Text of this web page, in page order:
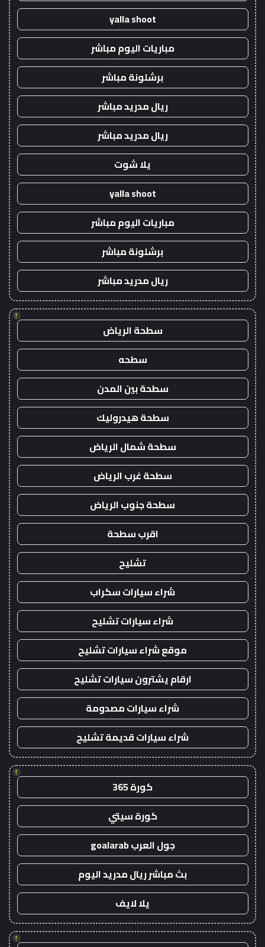
yalla shoot
مباريات اليوم مباشر
برشلونة مباشر
ريال مدريد مباشر
ريال مدريد مباشر
يلا شوت
yalla shoot
مباريات اليوم مباشر
برشلونة مباشر
ريال مدريد مباشر
!
سطحة الرياض
سطحه
سطحة بين المدن
سطحة هيدروليك
سطحة شمال الرياض
سطحة غرب الرياض
سطحة جنوب الرياض
اقرب سطحة
تشليح
شراء سيارات سكراب
شراء سيارات تشليح
موقع شراء سيارات تشليح
ارقام يشترون سيارات تشليح
شراء سيارات مصدومة
شراء سيارات قديمة تشليح
!
كورة 365
كورة سيتي
جول العرب goalarab
بث مباشر ريال مدريد اليوم
يلا لايف
!